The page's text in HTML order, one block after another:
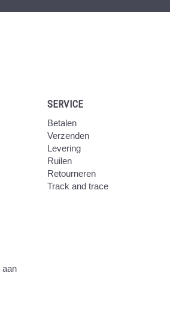
SERVICE
Betalen
Verzenden
Levering
Ruilen
Retourneren
Track and trace
aan